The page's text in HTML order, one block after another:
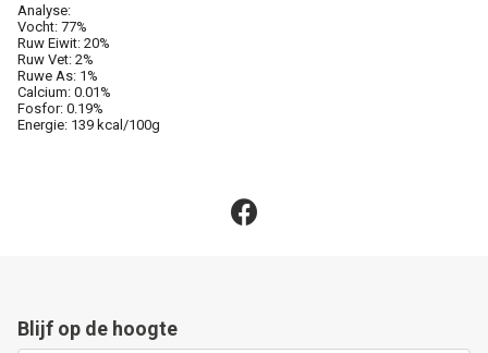
Analyse:
Vocht: 77%
Ruw Eiwit: 20%
Ruw Vet: 2%
Ruwe As: 1%
Calcium: 0.01%
Fosfor: 0.19%
Energie: 139 kcal/100g
Blijf op de hoogte